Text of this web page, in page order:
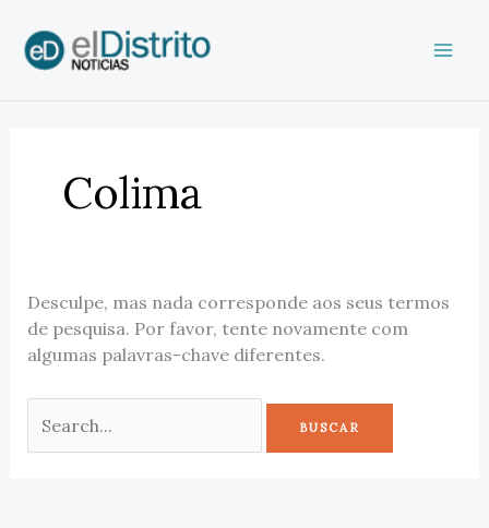
contenido
Colima
Desculpe, mas nada corresponde aos seus termos
de pesquisa. Por favor, tente novamente com
algumas palavras-chave diferentes.
por: